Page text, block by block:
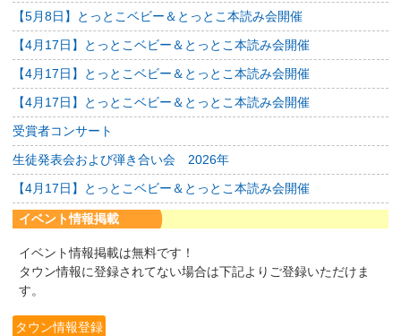
【5月8日】とっとこベビー＆とっとこ本読み会開催
【4月17日】とっとこベビー＆とっとこ本読み会開催
【4月17日】とっとこベビー＆とっとこ本読み会開催
【4月17日】とっとこベビー＆とっとこ本読み会開催
受賞者コンサート
生徒発表会および弾き合い会 2026年
【4月17日】とっとこベビー＆とっとこ本読み会開催
イベント情報掲載
イベント情報掲載は無料です！
タウン情報に登録されてない場合は下記よりご登録いただけま
す。
タウン情報登録